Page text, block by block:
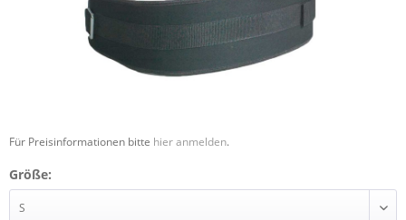
Für Preisinformationen bitte hier anmelden.
Größe: